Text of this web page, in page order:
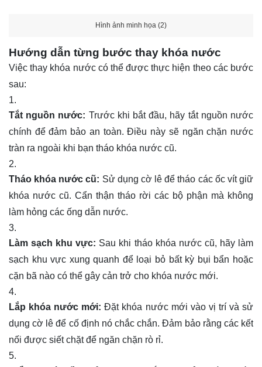
Hình ảnh minh họa (2)
Hướng dẫn từng bước thay khóa nước
Việc thay khóa nước có thể được thực hiện theo các bước
sau:
Tắt nguồn nước: Trước khi bắt đầu, hãy tắt nguồn nước
chính để đảm bảo an toàn. Điều này sẽ ngăn chặn nước
tràn ra ngoài khi bạn tháo khóa nước cũ.
Tháo khóa nước cũ: Sử dụng cờ lê để tháo các ốc vít giữ
khóa nước cũ. Cẩn thận tháo rời các bộ phận mà không
làm hỏng các ống dẫn nước.
Làm sạch khu vực: Sau khi tháo khóa nước cũ, hãy làm
sạch khu vực xung quanh để loại bỏ bất kỳ bụi bẩn hoặc
cặn bã nào có thể gây cản trở cho khóa nước mới.
Lắp khóa nước mới: Đặt khóa nước mới vào vị trí và sử
dụng cờ lê để cố định nó chắc chắn. Đảm bảo rằng các kết
nối được siết chặt để ngăn chặn rò rỉ.